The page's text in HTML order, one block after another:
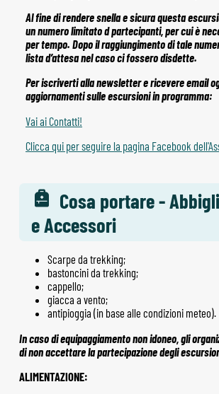
Al fine di rendere snella e sicura questa
un numero limitato d partecipanti, per cui è
per tempo. Dopo il raggiungimento di tale
lista d’attesa nel caso ci fossero disdette.
Per iscriverti alla newsletter e ricevere email
aggiornamenti sulle escursioni in programma:
Vai ai Contatti!
Clicca qui per seguire la pagina Facebook
Cosa portare -
e Accessori
Scarpe da trekking;
bastoncini da trekking;
cappello;
giacca a vento;
antipioggia (in base alle condizioni meteo).
In caso di equipaggiamento non idoneo, gli
di non accettare la partecipazione degli
ALIMENTAZIONE: